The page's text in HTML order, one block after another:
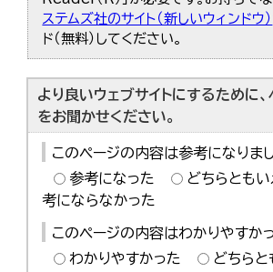
ステムズ社のサイト（新しいウィンドウ）
ド（無料）してください。
より良いウェブサイトにするために
をお聞かせください。
このページの内容は参考になりま
参考になった
どちらとも
考にならなかった
このページの内容はわかりやすか
わかりやすかった
どちら